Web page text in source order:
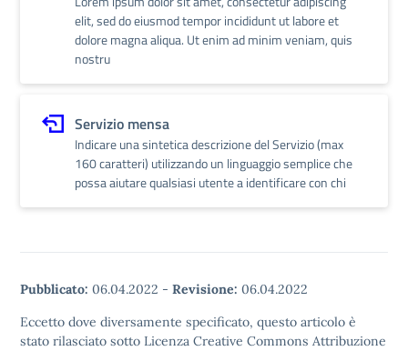
elit, sed do eiusmod tempor incididunt ut labore et
dolore magna aliqua. Ut enim ad minim veniam, quis
nostru
Servizio mensa
Indicare una sintetica descrizione del Servizio (max
160 caratteri) utilizzando un linguaggio semplice che
possa aiutare qualsiasi utente a identificare con chi
Pubblicato: 06.04.2022 - Revisione: 06.04.2022
Eccetto dove diversamente specificato, questo articolo è
stato rilasciato sotto Licenza Creative Commons Attribuzione